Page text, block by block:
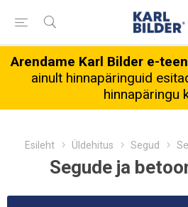
Arendame Karl Bilder e-
ainult hinnapäringuid
hinnapäringu
Esileht Üldehitus Segud
Segude ja